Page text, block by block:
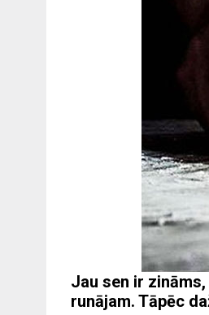
Jau sen ir
runājam. Tāpēc